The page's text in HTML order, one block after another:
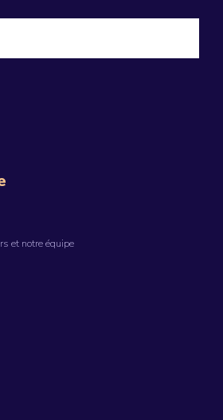
et notre équipe